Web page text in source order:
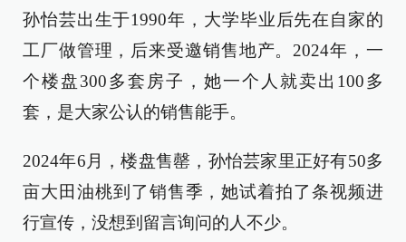
孙怡芸出生于1990年，大学毕业后先在自家的
工厂做管理，后来受邀销售地产。2024年，一
个楼盘300多套房子，她一个人就卖出100多
套，是大家公认的销售能手。
2024年6月，楼盘售罄，孙怡芸家里正好有50多
亩大田油桃到了销售季，她试着拍了条视频进
行宣传，没想到留言询问的人不少。